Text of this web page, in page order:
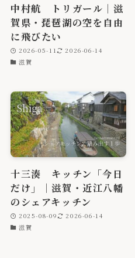
中村航 トリガール｜滋
賀県・琵琶湖の空を自由
に飛びたい
2026-05-11
2026-06-14
滋賀
十三湊 キッチン「今日
だけ」｜滋賀・近江八幡
のシェアキッチン
2025-08-09
2026-06-14
滋賀